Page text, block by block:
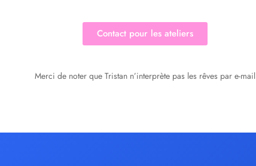
Contact pour les ateliers
Merci de noter que Tristan n’interprète pas les rêves par e-mail